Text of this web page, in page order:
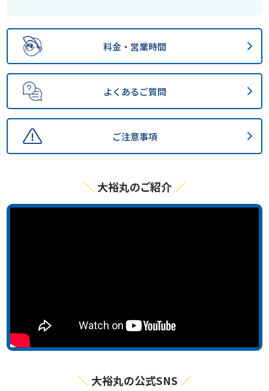
料金・営業時間
よくあるご質問
ご注意事項
大裕丸のご紹介
大裕丸の公式SNS